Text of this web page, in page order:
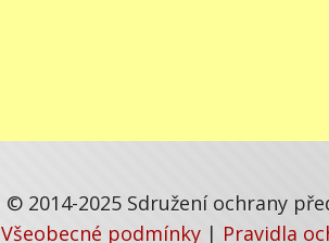
© 2014-2025 Sdružení ochrany
Všeobecné podmínky | Pravidla